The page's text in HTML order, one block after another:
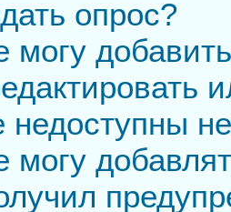
опрос?
могу
недоступны
могу